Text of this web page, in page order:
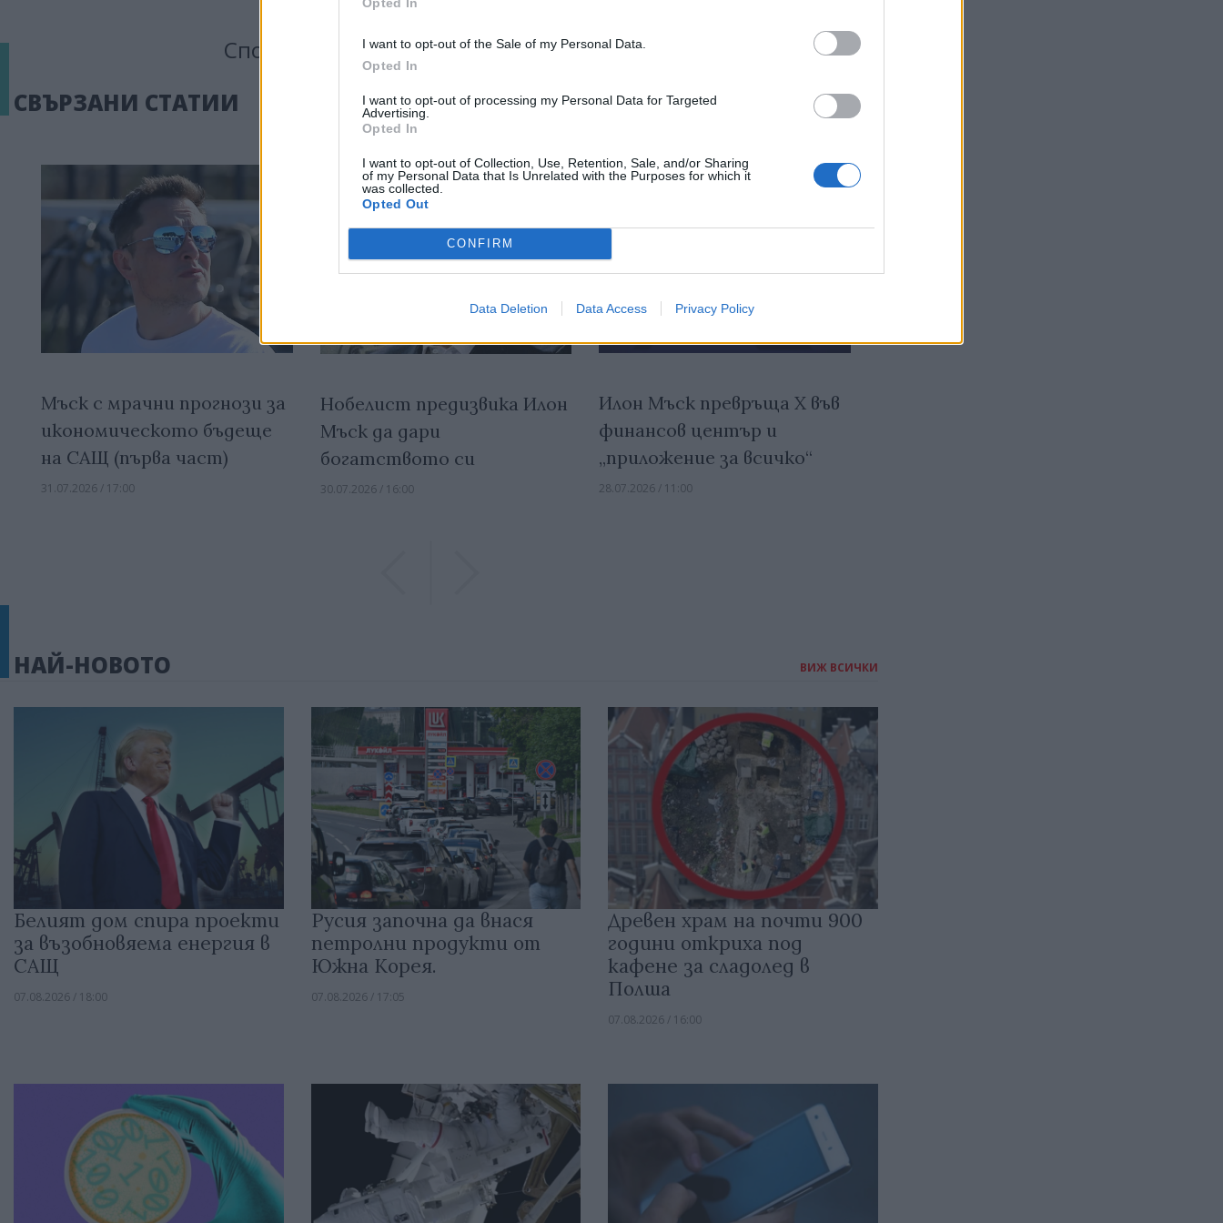
I want to opt-out of the Sale of my Personal Data.
Opted In
I want to opt-out of processing my Personal Data for Targeted
Advertising.
Opted In
I want to opt-out of Collection, Use, Retention, Sale, and/or Sharing
of my Personal Data that Is Unrelated with the Purposes for which it
was collected.
Opted Out
CONFIRM
Data Deletion Data Access Privacy Policy
Сподели тази статия в:
СВЪРЗАНИ СТАТИИ
Мъск с мрачни прогнози за
икономическото бъдеще
на САЩ (първа част)
31.07.2026 / 17:00
Нобелист предизвика Илон
Мъск да дари
богатството си
30.07.2026 / 16:00
Илон Мъск превръща X във
финансов център и
„приложение за всичко“
28.07.2026 / 11:00
НАЙ-НОВОТО ВИЖ ВСИЧКИ
Белият дом спира проекти
за възобновяема енергия в
САЩ
07.08.2026 / 18:00
Русия започна да внася
петролни продукти от
Южна Корея.
07.08.2026 / 17:05
Древен храм на почти 900
години откриха под
кафене за сладолед в
Полша
07.08.2026 / 16:00